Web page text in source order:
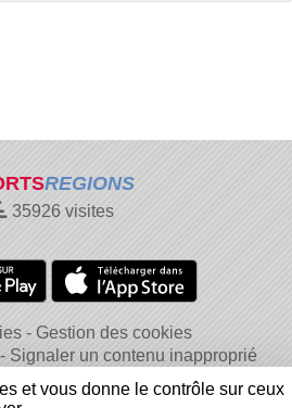
REGIONS
35926visites
Gestion des cookies
Signaler un contenu inapproprié
et vous donne le contrôle sur ceux